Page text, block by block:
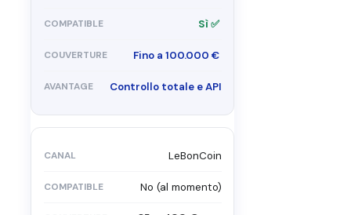
Sì ✅
Fino a 100.000 €
Controllo totale e API
LeBonCoin
No (al momento)